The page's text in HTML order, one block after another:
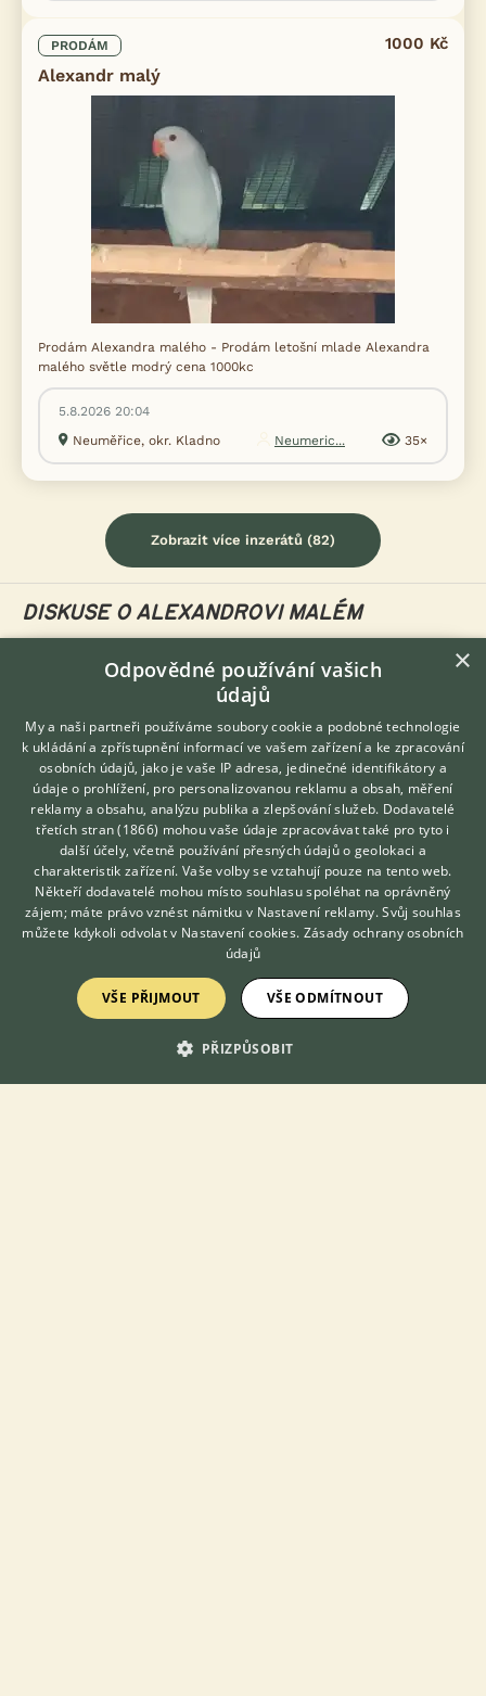
PRODÁM
Alexandr malý
1000 Kč
Prodám Alexandra malého - Prodám letošní mlade Alexandra
malého světle modrý cena 1000kc
5.8.2026 20:04
Neuměřice, okr. Kladno
Neumeric... 35×
Zobrazit více inzerátů (82)
DISKUSE O ALEXANDROVI MALÉM
Alexandr malý
47 reakcí
29.7.2018 12:43
Alexandři - celoroční chov venku
11reakcí
11.1.2021 18:13
Alexandr malý H.O.
39 reakcí
15.6.2018 13:34
reakcí
15.7.2019 05:02
Hledáte zvířecího kamaráda?
Zdarma vám poradí
VETERINÁŘ ONLINE
KONZULTOVAT S
VETERINÁŘEM
×
Odpovědné používání vašich
údajů
My a naši partneři používáme soubory cookie a podobné technologie
k ukládání a zpřístupnění informací ve vašem zařízení a ke zpracování
osobních údajů, jako je vaše IP adresa, jedinečné identifikátory a
údaje o prohlížení, pro personalizovanou reklamu a obsah, měření
reklamy a obsahu, analýzu publika a zlepšování služeb. Dodavatelé
třetích stran (1866) mohou vaše údaje zpracovávat také pro tyto i
další účely, včetně používání přesných údajů o geolokaci a
charakteristik zařízení. Vaše volby se vztahují pouze na tento web.
Někteří dodavatelé mohou místo souhlasu spoléhat na oprávněný
zájem; máte právo vznést námitku v Nastavení reklamy. Svůj souhlas
můžete kdykoli odvolat v Nastavení cookies. Zásady ochrany osobních
údajů
VŠE PŘIJMOUT VŠE ODMÍTNOUT
PŘIZPŮSOBIT